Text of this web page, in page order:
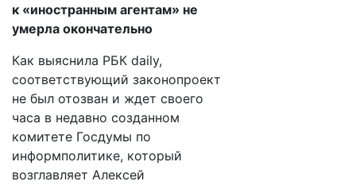
к «иностранным агентам» не
умерла окончательно
Как выяснила РБК daily,
соответствующий законопроект
не был отозван и ждет своего
часа в недавно созданном
комитете Госдумы по
информполитике, который
возглавляет Алексей